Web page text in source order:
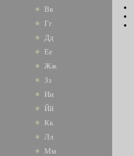
Вв
Гг
Дд
Ее
Жж
Зз
Ии
Йй
Кк
Лл
Мм